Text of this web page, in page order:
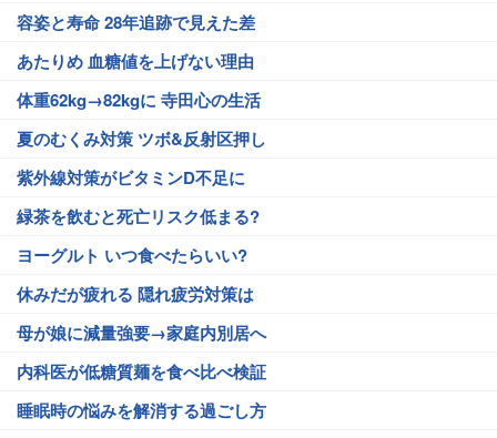
容姿と寿命 28年追跡で見えた差
あたりめ 血糖値を上げない理由
体重62kg→82kgに 寺田心の生活
夏のむくみ対策 ツボ&反射区押し
紫外線対策がビタミンD不足に
緑茶を飲むと死亡リスク低まる?
ヨーグルト いつ食べたらいい?
休みだが疲れる 隠れ疲労対策は
母が娘に減量強要→家庭内別居へ
内科医が低糖質麺を食べ比べ検証
睡眠時の悩みを解消する過ごし方